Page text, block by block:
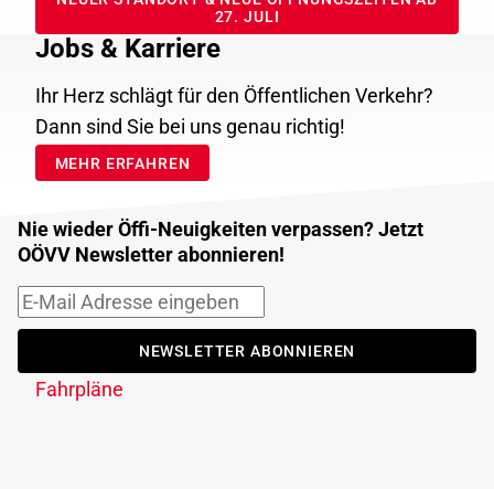
27. JULI
Jobs & Karriere
Ihr Herz schlägt für den Öffentlichen Verkehr?
Dann sind Sie bei uns genau richtig!
MEHR ERFAHREN
Nie wieder Öffi-Neuigkeiten verpassen? Jetzt
OÖVV Newsletter abonnieren!
NEWSLETTER ABONNIEREN
Fahrpläne